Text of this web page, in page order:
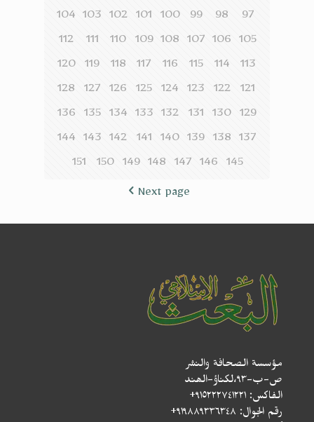
97
98
99
100
101
102
103
104
105
106
107
108
109
110
111
112
113
114
115
116
117
118
119
120
121
122
123
124
125
126
127
128
129
130
131
132
133
134
135
136
137
138
139
140
141
142
143
144
145
146
147
148
149
150
151
Next page
مؤسسة الصحافة والنشر
ص-ب-۹۳،لکناؤ-الھند
الفاكس: ٩١٥٢٢٢٧٤١٢٢١+
رقم الجوال: ٩١٩٨٨٩٣٣٦٣٤٨+